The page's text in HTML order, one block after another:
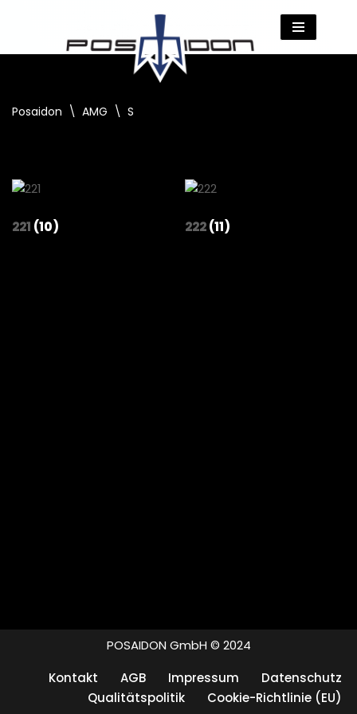
Posaidon \ AMG \ S
221 (10) 222(11)
POSAIDON GmbH © 2024
Kontakt
AGB Impressum
Datenschutz
Qualitätspolitik
Cookie-Richtlinie (EU)